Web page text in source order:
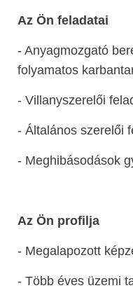
Az Ön feladatai
- Anyagmozgató
folyamatos
- Villanyszerelői
- Általános szerelői
- Meghibásodások
Az Ön profilja
- Megalapozott
- Több éves üzemi